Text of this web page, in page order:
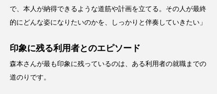
で、本人が納得できるような道筋や計画を立てる。その人が最終
的にどんな姿になりたいのかを、しっかりと伴奏していきたい」
印象に残る利用者とのエピソード
森本さんが最も印象に残っているのは、ある利用者の就職までの
道のりです。